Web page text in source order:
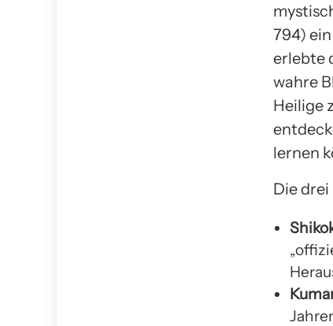
794)
erlebte
wahre
Heilige
lernen
Die